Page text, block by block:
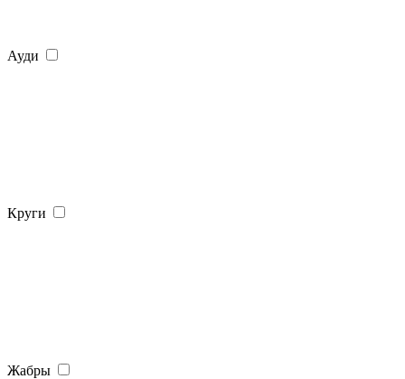
Ауди
Круги
Жабры